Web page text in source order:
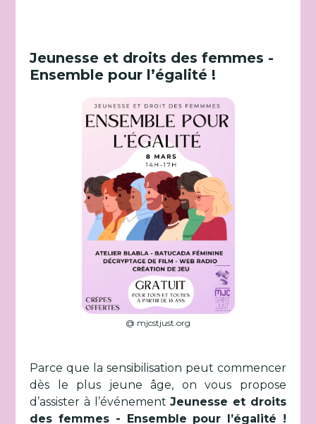
Jeunesse et droits des femmes -
Ensemble pour l’égalité !
@ mjcstjust.org
Parce que la sensibilisation peut commencer
dès le plus jeune âge, on vous propose
d’assister à l’événementJeunesse et droits
des femmes - Ensemble pour l’égalité !